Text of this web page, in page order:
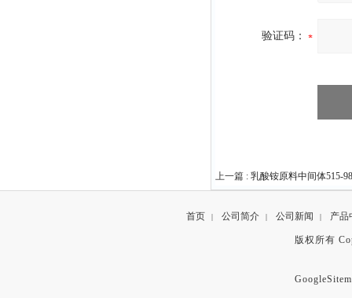
验证码：
上一篇 : 乳酸铵原料中间体515-
首页 | 公司简介 | 公司新闻 | 产品
版权所有